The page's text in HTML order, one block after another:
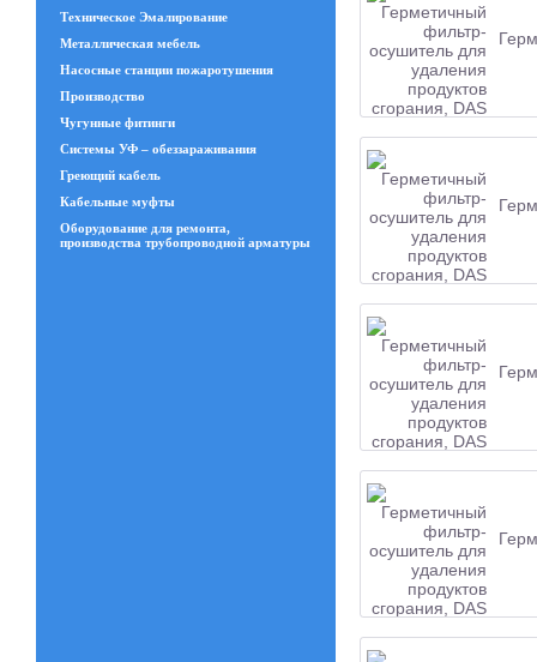
Техническое Эмалирование
Металлическая мебель
Насосные станции пожаротушения
Производство
Чугунные фитинги
Системы УФ – обеззараживания
Греющий кабель
Кабельные муфты
Оборудование для ремонта,
производства трубопроводной арматуры